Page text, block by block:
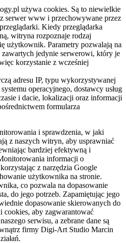
używa cookies. Są to niewielkie
serwer www i przechowywane przez
Kiedy przeglądarka
witryna rozpoznaje rodzaj
użytkownik. Parametry pozwalają na
jedynie serwerowi, który je
korzystanie z wcześniej
adresu IP, typu wykorzystywanej
operacyjnego, dostawcy usług
i dacie, lokalizacji oraz informacji
formularza
i sprawdzenia, w jaki
z naszych witryn, aby usprawniać
bardziej efektywną i
informacji o
z narzędzia Google
użytkownika na stronie.
co pozwala na dopasowanie
do jego potrzeb. Zapamiętując jego
dopasowanie skierowanych do
cookies, aby zagwarantować
serwisu, a zebrane dane są
firmy Digi-Art Studio Marcin